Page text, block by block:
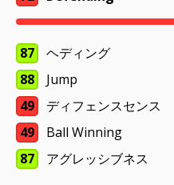
87
ヘディング
88
Jump
49
ディフェンスセンス
49
Ball Winning
87
アグレッシブネス